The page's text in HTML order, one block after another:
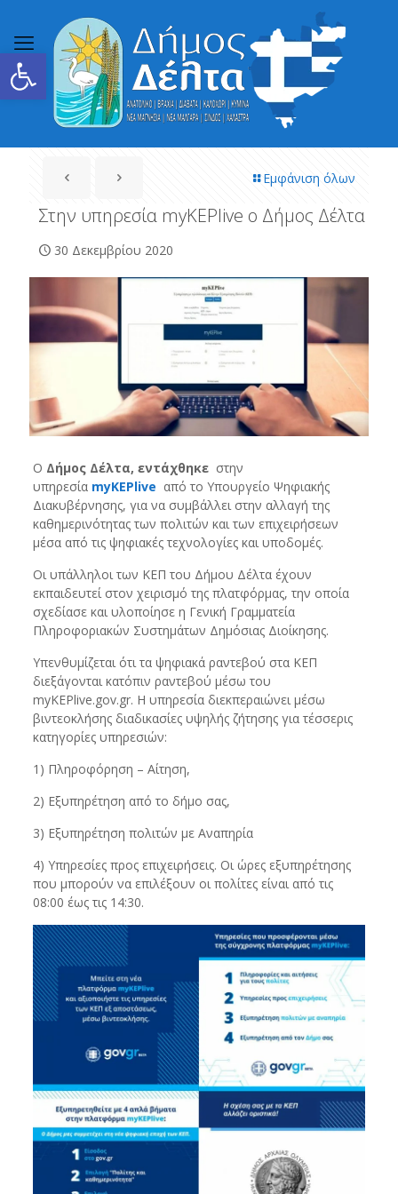
Ανοίξτε τη γραμμή εργαλείων
Εμφάνιση όλων
Στην υπηρεσία myKEPlive ο Δήμος Δέλτα
30 Δεκεμβρίου 2020
Ο Δήμος Δέλτα, εντάχθηκε στην
υπηρεσία myKEPlive από το Υπουργείο Ψηφιακής
Διακυβέρνησης, για να συμβάλλει στην αλλαγή της
καθημερινότητας των πολιτών και των επιχειρήσεων
μέσα από τις ψηφιακές τεχνολογίες και υποδομές.
Οι υπάλληλοι των ΚΕΠ του Δήμου Δέλτα έχουν
εκπαιδευτεί στον χειρισμό της πλατφόρμας, την οποία
σχεδίασε και υλοποίησε η Γενική Γραμματεία
Πληροφοριακών Συστημάτων Δημόσιας Διοίκησης.
Υπενθυμίζεται ότι τα ψηφιακά ραντεβού στα ΚΕΠ
διεξάγονται κατόπιν ραντεβού μέσω του
myKEPlive.gov.gr. Η υπηρεσία διεκπεραιώνει μέσω
βιντεοκλήσης διαδικασίες υψηλής ζήτησης για τέσσερις
κατηγορίες υπηρεσιών:
1) Πληροφόρηση – Αίτηση,
2) Εξυπηρέτηση από το δήμο σας,
3) Εξυπηρέτηση πολιτών με Αναπηρία
4) Υπηρεσίες προς επιχειρήσεις. Οι ώρες εξυπηρέτησης
που μπορούν να επιλέξουν οι πολίτες είναι από τις
08:00 έως τις 14:30.